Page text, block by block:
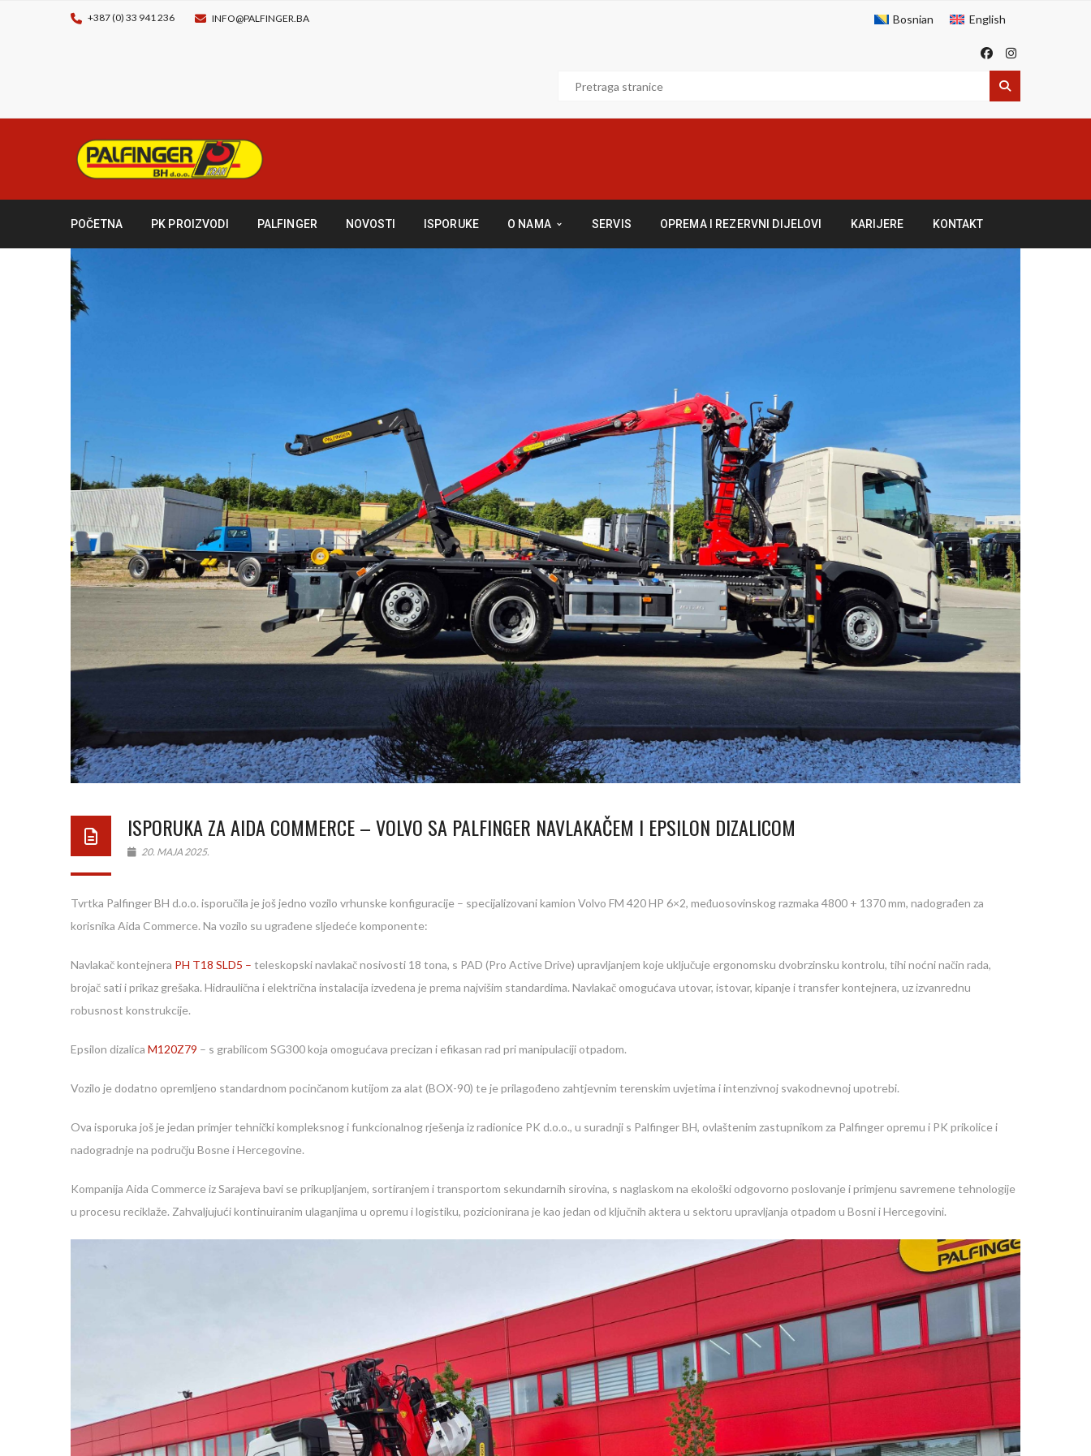
+387 (0) 33 941 236 INFO@PALFINGER.BA Bosnian English
POČETNA PK PROIZVODI PALFINGER NOVOSTI ISPORUKE O NAMA SERVIS OPREMA I REZERVNI DIJELOVI KARIJERE KONTAKT
ISPORUKA ZA AIDA COMMERCE – VOLVO SA PALFINGER NAVLAKAČEM I EPSILON DIZALICOM
20. MAJA 2025.
Tvrtka Palfinger BH d.o.o. isporučila je još jedno vozilo vrhunske konfiguracije – specijalizovani kamion Volvo FM 420 HP 6×2, međuosovinskog razmaka 4800 + 1370 mm, nadograđen za
korisnika Aida Commerce. Na vozilo su ugrađene sljedeće komponente:
Navlakač kontejnera PH T18 SLD5 – teleskopski navlakač nosivosti 18 tona, s PAD (Pro Active Drive) upravljanjem koje uključuje ergonomsku dvobrzinsku kontrolu, tihi noćni način rada,
brojač sati i prikaz grešaka. Hidraulična i električna instalacija izvedena je prema najvišim standardima. Navlakač omogućava utovar, istovar, kipanje i transfer kontejnera, uz izvanrednu
robusnost konstrukcije.
Epsilon dizalica M120Z79 – s grabilicom SG300 koja omogućava precizan i efikasan rad pri manipulaciji otpadom.
Vozilo je dodatno opremljeno standardnom pocinčanom kutijom za alat (BOX-90) te je prilagođeno zahtjevnim terenskim uvjetima i intenzivnoj svakodnevnoj upotrebi.
Ova isporuka još je jedan primjer tehnički kompleksnog i funkcionalnog rješenja iz radionice PK d.o.o., u suradnji s Palfinger BH, ovlaštenim zastupnikom za Palfinger opremu i PK prikolice i
nadogradnje na području Bosne i Hercegovine.
Kompanija Aida Commerce iz Sarajeva bavi se prikupljanjem, sortiranjem i transportom sekundarnih sirovina, s naglaskom na ekološki odgovorno poslovanje i primjenu savremene tehnologije
u procesu reciklaže. Zahvaljujući kontinuiranim ulaganjima u opremu i logistiku, pozicionirana je kao jedan od ključnih aktera u sektoru upravljanja otpadom u Bosni i Hercegovini.